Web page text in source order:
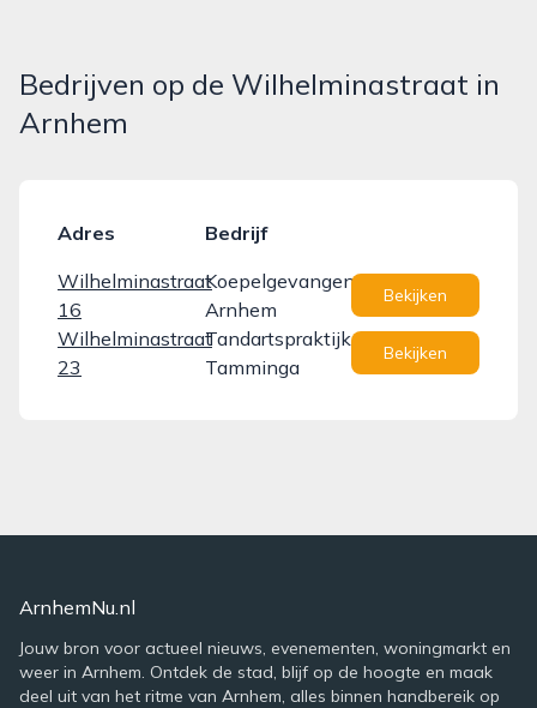
Bedrijven op de Wilhelminastraat in
Arnhem
Adres
Bedrijf
Wilhelminastraat
16
Koepelgevangenis
Arnhem
Bekijken
Wilhelminastraat
23
Tandartspraktijk
Tamminga
Bekijken
ArnhemNu.nl
Jouw bron voor actueel nieuws, evenementen, woningmarkt en
weer in Arnhem. Ontdek de stad, blijf op de hoogte en maak
deel uit van het ritme van Arnhem, alles binnen handbereik op